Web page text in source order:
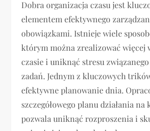
Dobra organizacja czasu jest
elementem efektywnego
obowiązkami. Istnieje wiele
którym można zrealizować więcej
czasie i uniknąć stresu
zadań. Jednym z kluczowych
efektywne planowanie dnia.
szczegółowego planu działania
pozwala uniknąć rozproszenia i